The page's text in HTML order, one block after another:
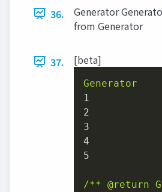
36.
Generator
from Generator
37. [beta]
Generator
1
2
3
4
5
/** @return